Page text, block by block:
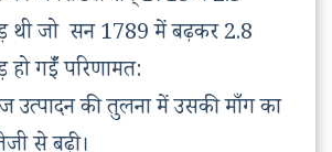
थी जो सन‌ 1789 में बढ़कर 2.8
हो गईँ परिणामत:
उत्पादन की तुलना में उसकी माँग का